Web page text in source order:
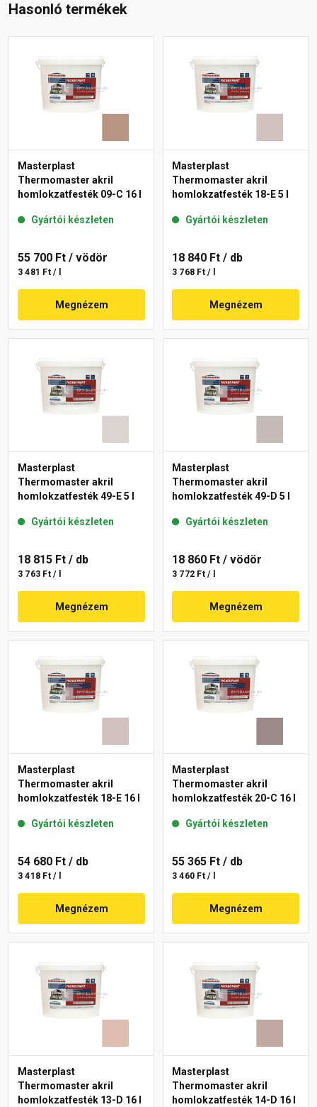
Hasonló termékek
Masterplast
Thermomaster akril
homlokzatfesték 09-C 16 l
Gyártói készleten
55 700 Ft / vödör
3 481 Ft / l
Megnézem
Masterplast
Thermomaster akril
homlokzatfesték 18-E 5 l
Gyártói készleten
18 840 Ft / db
3 768 Ft / l
Megnézem
Masterplast
Thermomaster akril
homlokzatfesték 49-E 5 l
Gyártói készleten
18 815 Ft / db
3 763 Ft / l
Megnézem
Masterplast
Thermomaster akril
homlokzatfesték 49-D 5 l
Gyártói készleten
18 860 Ft / vödör
3 772 Ft / l
Megnézem
Masterplast
Thermomaster akril
homlokzatfesték 18-E 16 l
Gyártói készleten
54 680 Ft / db
3 418 Ft / l
Megnézem
Masterplast
Thermomaster akril
homlokzatfesték 20-C 16 l
Gyártói készleten
55 365 Ft / db
3 460 Ft / l
Megnézem
Masterplast
Thermomaster akril
homlokzatfesték 13-D 16 l
Masterplast
Thermomaster akril
homlokzatfesték 14-D 16 l